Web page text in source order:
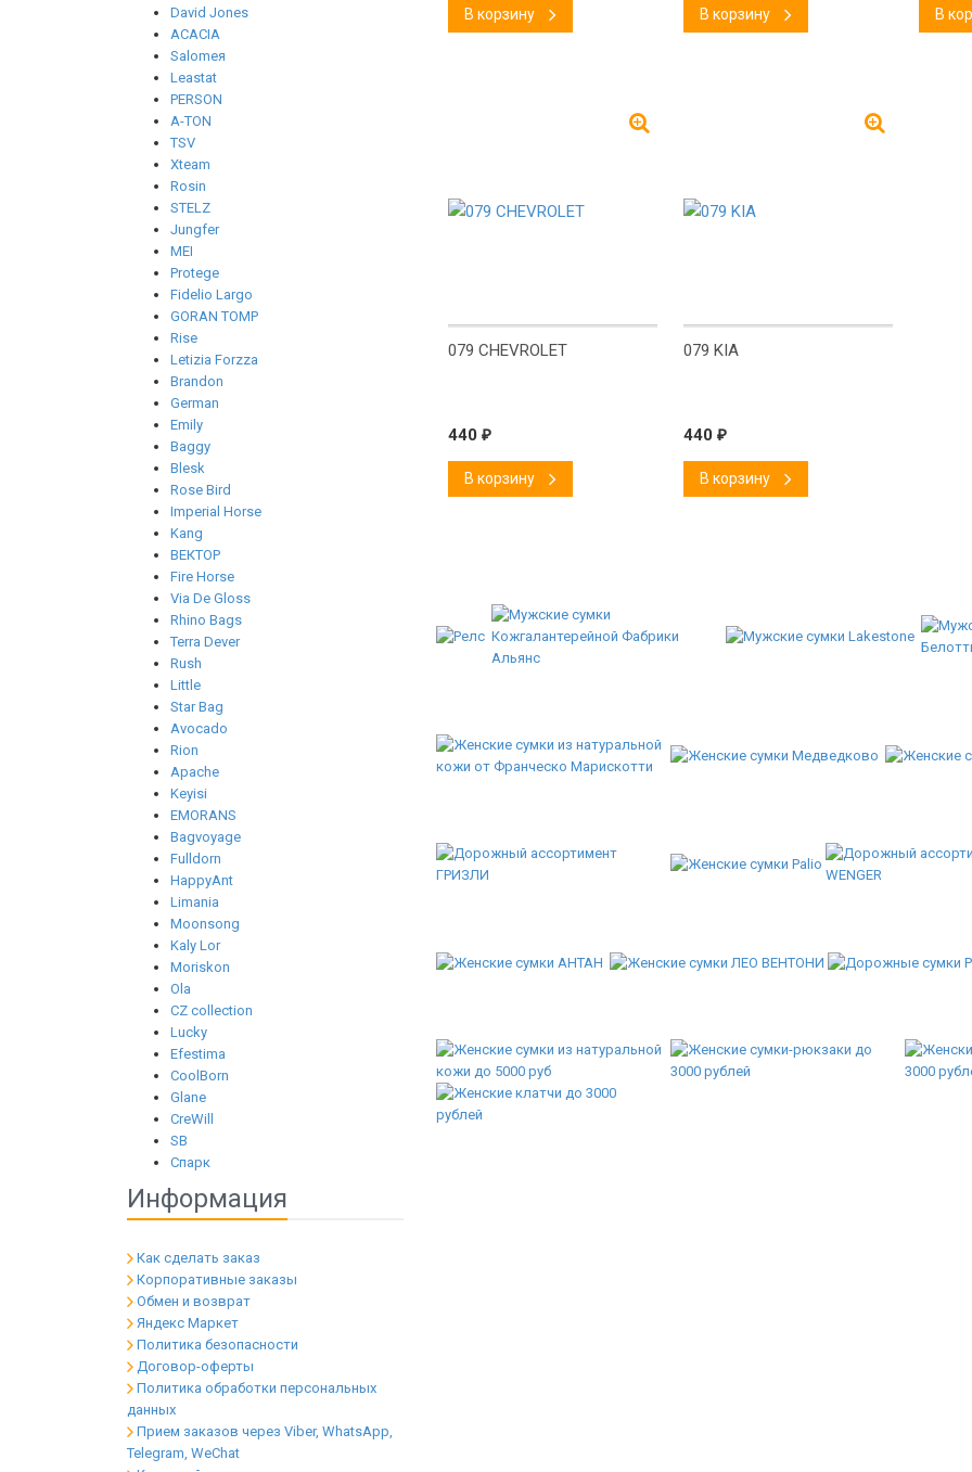
David Jones
ACACIA
Salomeя
Leastat
PERSON
A-TON
TSV
Xteam
Rosin
STELZ
Jungfer
MEI
Protege
Fidelio Largo
GORAN TOMP
Rise
Letizia Forzza
Brandon
German
Emily
Baggy
Blesk
Rose Bird
Imperial Horse
Kang
ВЕКТОР
Fire Horse
Via De Gloss
Rhino Bags
Terra Dever
Rush
Little
Star Bag
Avocado
Rion
Apache
Keyisi
EMORANS
Bagvoyage
Fulldorn
HappyAnt
Limania
Moonsong
Kaly Lor
Moriskon
Ola
CZ collection
Lucky
Efestima
CoolBorn
Glane
CreWill
SB
Спарк
Информация
Как сделать заказ
Корпоративные заказы
Обмен и возврат
Яндекс Маркет
Политика безопасности
Договор-оферты
Политика обработки персональных
данных
Прием заказов через Viber, WhatsApp,
Telegram, WeChat
В корзину В корзину В
079 CHEVROLET
440 ₽
В корзину
079 KIA
440 ₽
В корзину